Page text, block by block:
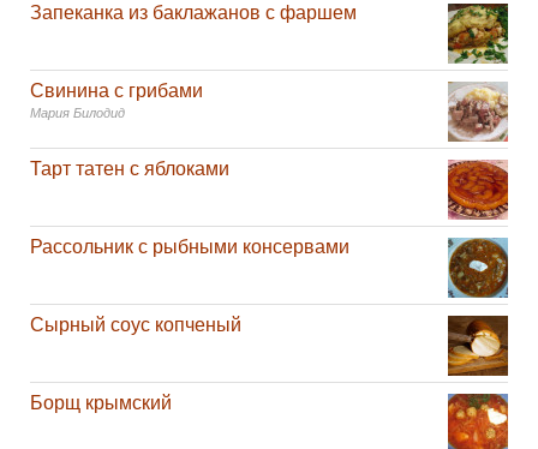
Запеканка из баклажанов с фаршем
Свинина с грибами
Мария Билодид
Тарт татен с яблоками
Рассольник с рыбными консервами
Сырный соус копченый
Борщ крымский